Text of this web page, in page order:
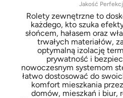
Jakość
Rolety zewnętrzne to
każdego, kto szuka
słońcem, hałasem oraz
trwałych materiałów,
optymalną izolację
prywatność i
nowoczesnym systemom
łatwo dostosować do
komfort mieszkania
domów, mieszkań i biur,